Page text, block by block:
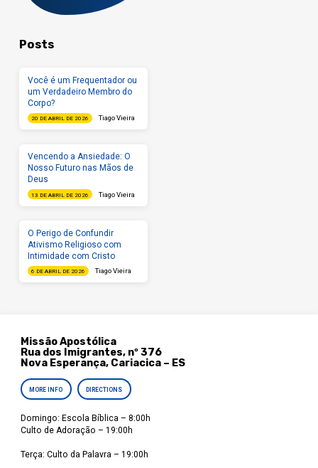
Posts
Você é um Frequentador ou
um Verdadeiro Membro do
Corpo?
20 DE ABRIL DE 2026 Tiago Vieira
Vencendo a Ansiedade: O
Nosso Futuro nas Mãos de
Deus
13 DE ABRIL DE 2026 Tiago Vieira
O Perigo de Confundir
Ativismo Religioso com
Intimidade com Cristo
6 DE ABRIL DE 2026 Tiago Vieira
Missão Apostólica
Rua dos Imigrantes, nº 376
Nova Esperança, Cariacica – ES
MORE INFO DIRECTIONS
Domingo: Escola Bíblica – 8:00h
Culto de Adoração – 19:00h
Terça: Culto da Palavra – 19:00h